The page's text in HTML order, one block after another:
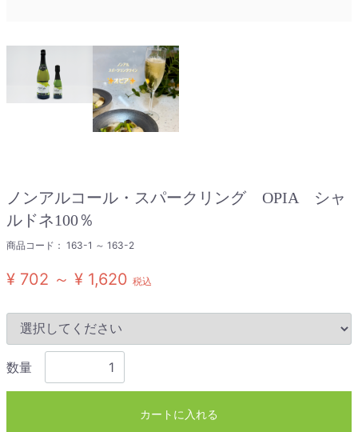
ノンアルコール・スパークリング OPIA シャ
ルドネ100％
商品コード： 163-1 ～ 163-2
¥ 702 ～ ¥ 1,620 税込
数量
カートに入れる